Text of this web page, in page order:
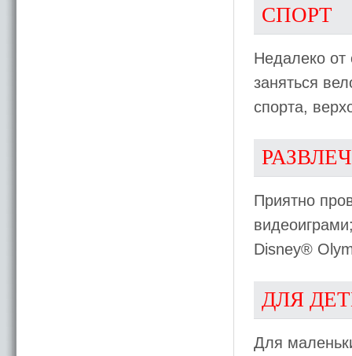
СПОРТ
Недалеко от
заняться
спорта,
Приятно
Disney®
ДЛЯ
Для